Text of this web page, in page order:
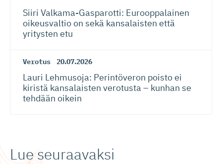
Siiri Valkama-Gas­pa­rotti: Eurooppalainen
oikeusvaltio on sekä kansalaisten että
yritysten etu
Verotus 20.07.2026
Lauri Lehmusoja: Perintöveron poisto ei
kiristä kansalaisten verotusta – kunhan se
tehdään oikein
Lue seuraavaksi